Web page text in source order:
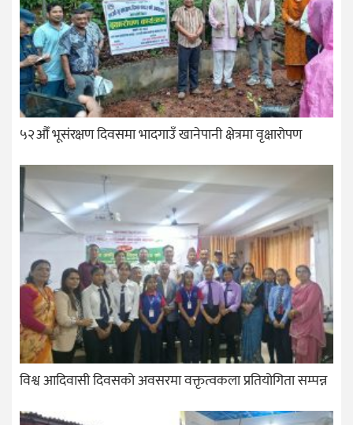
५२औँ भूसंरक्षण दिवसमा भादगाउँ खानेपानी क्षेत्रमा वृक्षारोपण
विश्व आदिवासी दिवसको अवसरमा वक्तृत्वकला प्रतियोगिता सम्पन्न